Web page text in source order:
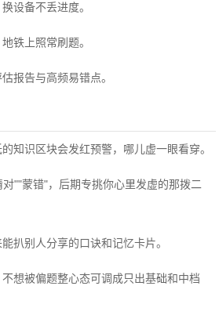
设备不丢进度。
铁上照常刷题。
报告与高频易错点。
知识区块会发红预警，哪儿虚一眼看穿。
""蒙错"，后期专挑你心里发虚的那拨二
扒别人分享的口诀和记忆卡片。
想被偏题整心态可调成只出基础和中档